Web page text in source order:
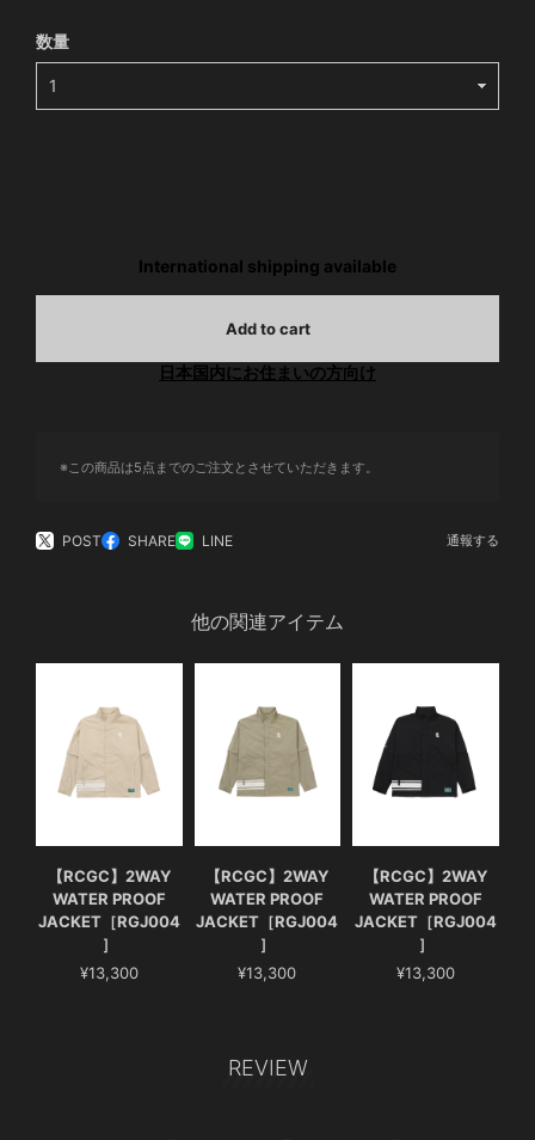
数量
International shipping available
Add to cart
日本国内にお住まいの方向け
※この商品は5点までのご注文とさせていただきます。
POST SHARE LINE 通報する
他の関連アイテム
【RCGC】2WAY
WATER PROOF
JACKET［RGJ004
］
¥13,300
【RCGC】2WAY
WATER PROOF
JACKET［RGJ004
］
¥13,300
【RCGC】2WAY
WATER PROOF
JACKET［RGJ004
］
¥13,300
REVIEW